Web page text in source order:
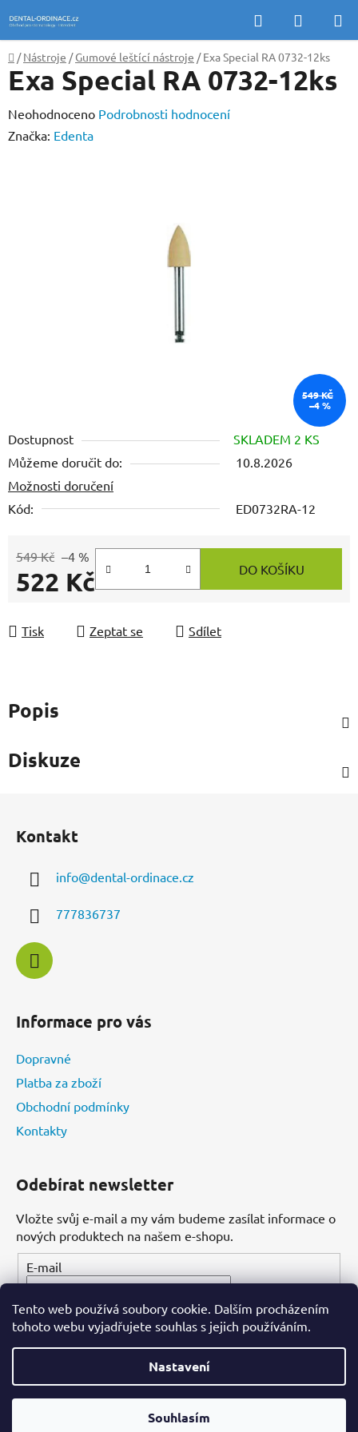
Tento web používá soubory cookie. Dalším procházením
tohoto webu vyjadřujete souhlas s jejich používáním.
Nastavení
Souhlasím
na
obsah
Hledat
KOŠÍK
Domů
/ Nástroje / Gumové leštící nástroje / Exa Special RA 0732-12ks
Dostupnost
SKLADEM 2 KS
Můžeme doručit do:
10.8.2026
Možnosti doručení
Kód:
ED0732RA-12
549 Kč –4 %
522 Kč DO KOŠÍKU
Tisk Zeptat se Sdílet
Exa Special RA 0732-12ks
Průměrné
hodnocení
Neohodnoceno Podrobnosti hodnocení
Značka: Edenta
549 KČ
–4 %
Popis
Diskuze
Kontakt
info@dental-ordinace.cz
777836737
Informace pro vás
Dopravné
Platba za zboží
Obchodní podmínky
Kontakty
Odebírat newsletter
Vložte svůj e-mail a my vám budeme zasílat informace o
nových produktech na našem e-shopu.
E-mail
PŘIHLÁSIT SE
Vytvořil Shoptet
Dental-ordinace.cz